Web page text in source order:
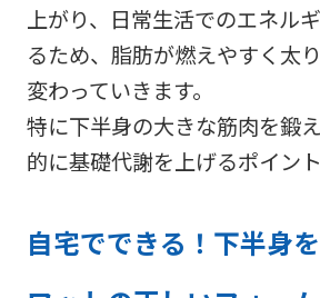
上がり、日常生活でのエネル
るため、脂肪が燃えやすく太
変わっていきます。
特に下半身の大きな筋肉を鍛
的に基礎代謝を上げるポイント
自宅でできる！下半身